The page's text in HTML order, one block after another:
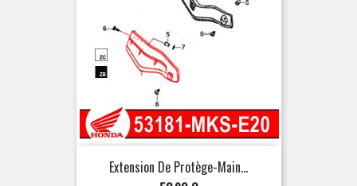
Extension De Protège-Main...